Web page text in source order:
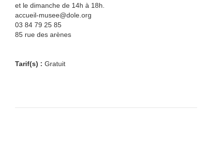
et le dimanche de 14h à 18h.
accueil-musee@dole.org
03 84 79 25 85
85 rue des arènes
Tarif(s) : Gratuit